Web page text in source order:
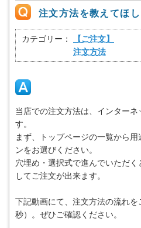
注文方法を教えてほ
カテゴリー：
【ご注文】
注文方法
当店での注文方法は、インター
す。
まず、トップページの一覧から
ンをお選びください。
穴埋め・選択式で進んでいただ
してご注文が出来ます。
下記動画にて、注文方法の流れ
秒）。ぜひご確認ください。